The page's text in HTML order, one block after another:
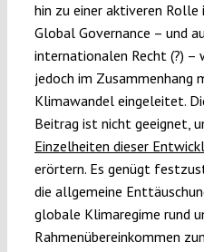
hin zu einer aktiveren Rolle
Global Governance – und
internationalen Recht (?) –
jedoch im Zusammenhang
Klimawandel eingeleitet.
Beitrag ist nicht geeignet,
Einzelheiten dieser
erörtern. Es genügt
die allgemeine
globale Klimaregime rund
Rahmenübereinkommen